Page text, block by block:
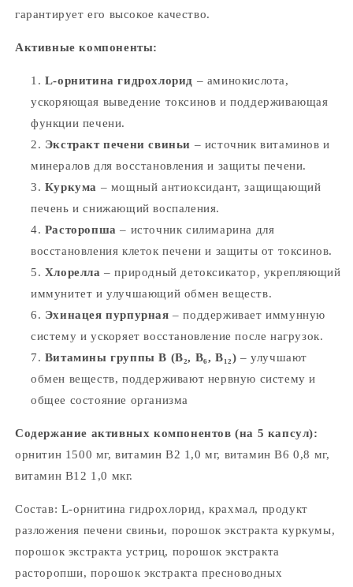
гарантирует его высокое качество.
Активные компоненты:
L-орнитина гидрохлорид – аминокислота,
ускоряющая выведение токсинов и поддерживающая
функции печени.
Экстракт печени свиньи – источник витаминов и
минералов для восстановления и защиты печени.
Куркума – мощный антиоксидант, защищающий
печень и снижающий воспаления.
Расторопша – источник силимарина для
восстановления клеток печени и защиты от токсинов.
Хлорелла – природный детоксикатор, укрепляющий
иммунитет и улучшающий обмен веществ.
Эхинацея пурпурная – поддерживает иммунную
систему и ускоряет восстановление после нагрузок.
Витамины группы B (B₂, B₆, B₁₂) – улучшают
обмен веществ, поддерживают нервную систему и
общее состояние организма
Содержание активных компонентов (на 5 капсул):
орнитин 1500 мг, витамин В2 1,0 мг, витамин В6 0,8 мг,
витамин В12 1,0 мкг.
Состав: L-орнитина гидрохлорид, крахмал, продукт
разложения печени свиньи, порошок экстракта куркумы,
порошок экстракта устриц, порошок экстракта
расторопши, порошок экстракта пресноводных